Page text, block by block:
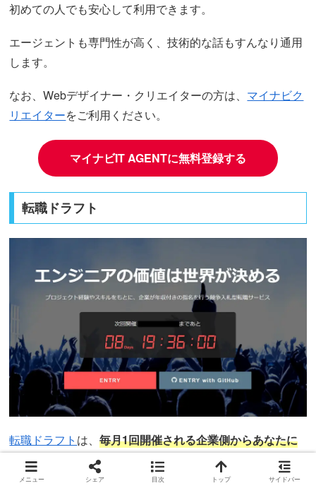
初めての人でも安心して利用できます。
エージェントも専門性が高く、技術的な話もすんなり通用
します。
なお、Webデザイナー・クリエイターの方は、 マイナビク
リエイターをご利用ください。
マイナビIT AGENTに無料登録する
転職ドラフト
転職ドラフト は、毎月1回開催される企業側からあなたに
ダイレクトスカウトが送られてくる転職イベント
です。
メニュー シェア 目次 トップ サイドバー